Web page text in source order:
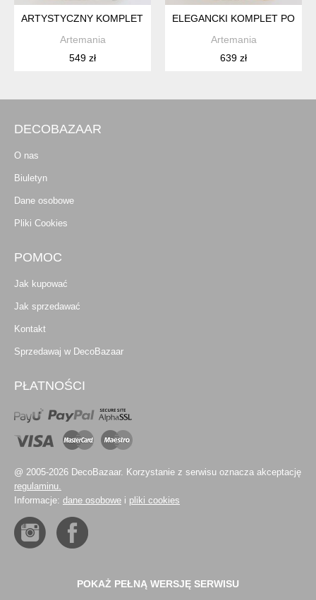
ARTYSTYCZNY KOMPLET POŚCIELI Z MŁODOPOLSKIM
Artemania
549 zł
ELEGANCKI KOMPLET
Artemania
639 zł
DECOBAZAAR
O nas
Biuletyn
Dane osobowe
Pliki Cookies
POMOC
Jak kupować
Jak sprzedawać
Kontakt
Sprzedawaj w DecoBazaar
PŁATNOŚCI
@ 2005-2026 DecoBazaar. Korzystanie z serwisu oznacza akceptację
regulaminu.
Informacje: dane osobowe i pliki cookies
POKAŻ PEŁNĄ WERSJĘ SERWISU